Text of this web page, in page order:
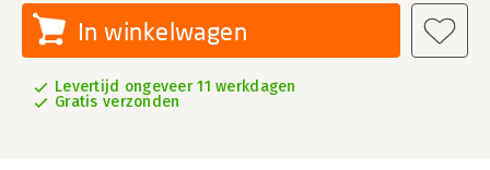
In winkelwagen
Levertijd ongeveer 11 werkdagen
Gratis verzonden